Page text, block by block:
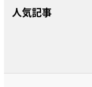
人気記事